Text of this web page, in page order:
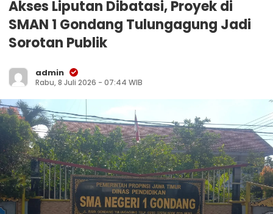
Akses Liputan Dibatasi, Proyek di
SMAN 1 Gondang Tulungagung Jadi
Sorotan Publik
admin
Rabu, 8 Juli 2026 - 07:44 WIB